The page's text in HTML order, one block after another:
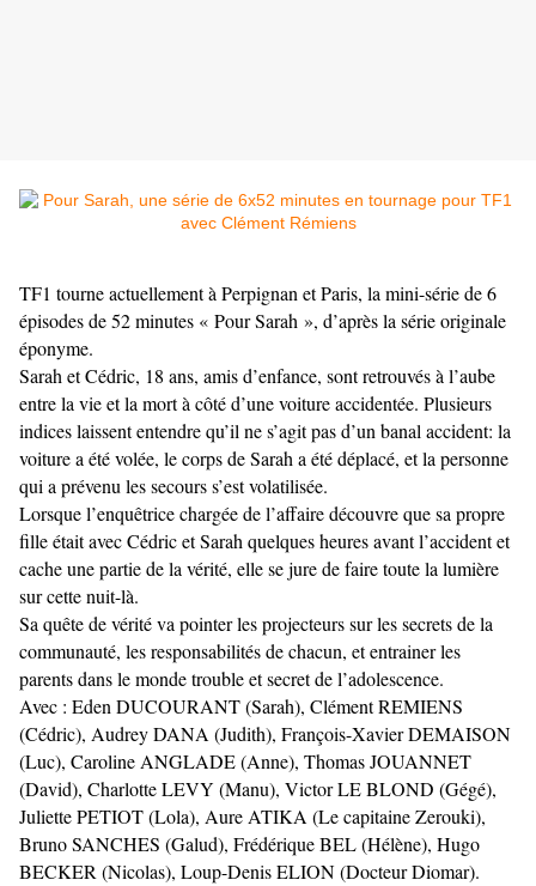
TF1 tourne actuellement à Perpignan et Paris, la mini-série de 6
épisodes de 52 minutes « Pour Sarah », d’après la série originale
éponyme.
Sarah et Cédric, 18 ans, amis d’enfance, sont retrouvés à l’aube
entre la vie et la mort à côté d’une voiture accidentée. Plusieurs
indices laissent entendre qu’il ne s’agit pas d’un banal accident: la
voiture a été volée, le corps de Sarah a été déplacé, et la personne
qui a prévenu les secours s’est volatilisée.
Lorsque l’enquêtrice chargée de l’affaire découvre que sa propre
fille était avec Cédric et Sarah quelques heures avant l’accident et
cache une partie de la vérité, elle se jure de faire toute la lumière
sur cette nuit-là.
Sa quête de vérité va pointer les projecteurs sur les secrets de la
communauté, les responsabilités de chacun, et entrainer les
parents dans le monde trouble et secret de l’adolescence.
Avec : Eden DUCOURANT (Sarah), Clément REMIENS
(Cédric), Audrey DANA (Judith), François-Xavier DEMAISON
(Luc), Caroline ANGLADE (Anne), Thomas JOUANNET
(David), Charlotte LEVY (Manu), Victor LE BLOND (Gégé),
Juliette PETIOT (Lola), Aure ATIKA (Le capitaine Zerouki),
Bruno SANCHES (Galud), Frédérique BEL (Hélène), Hugo
BECKER (Nicolas), Loup-Denis ELION (Docteur Diomar).